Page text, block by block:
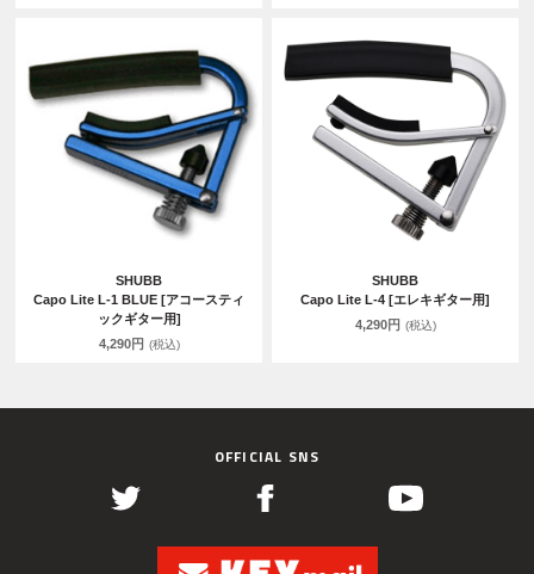
SHUBB
Capo Lite L-1 BLUE [アコースティ
ックギター用]
4,290円 (税込)
SHUBB
Capo Lite L-4 [エレキギター用]
4,290円 (税込)
OFFICIAL SNS